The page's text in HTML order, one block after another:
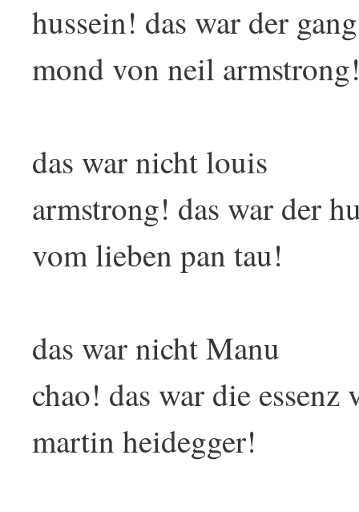
hussein! das war der
mond von neil
das war nicht louis
armstrong! das war der
vom lieben pan tau!
das war nicht Manu
chao! das war die essenz
martin heidegger!